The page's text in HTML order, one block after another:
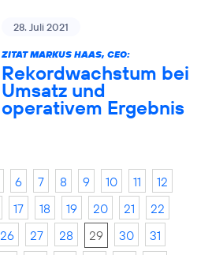
28. Juli 2021
ZITAT MARKUS HAAS, CEO:
Rekordwachstum bei
Umsatz und
operativem Ergebnis
6 7 8 9 10 11
12
17 18 19 20 21
22
26 27 28 29 30
31